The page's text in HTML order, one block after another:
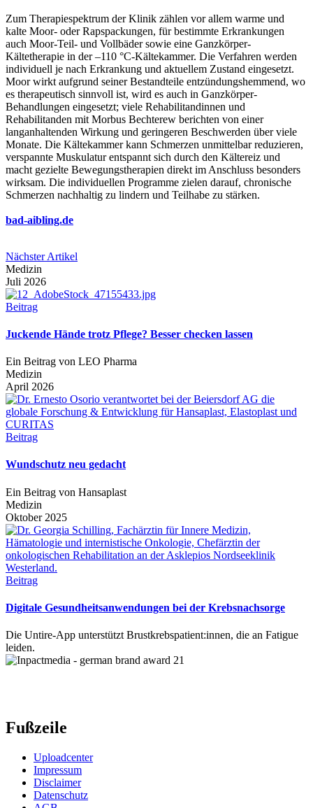
Zum Therapiespektrum der Klinik zählen vor allem warme und
kalte Moor- oder Rapspackungen, für bestimmte Erkrankungen
auch Moor-Teil- und Vollbäder sowie eine Ganzkörper-
Kältetherapie in der –110 °C-Kältekammer. Die Verfahren werden
individuell je nach Erkrankung und aktuellem Zustand eingesetzt.
Moor wirkt aufgrund seiner Bestandteile entzündungshemmend, wo
es therapeutisch sinnvoll ist, wird es auch in Ganzkörper-
Behandlungen eingesetzt; viele Rehabilitandinnen und
Rehabilitanden mit Morbus Bechterew berichten von einer
langanhaltenden Wirkung und geringeren Beschwerden über viele
Monate. Die Kältekammer kann Schmerzen unmittelbar reduzieren,
verspannte Muskulatur entspannt sich durch den Kältereiz und
macht gezielte Bewegungstherapien direkt im Anschluss besonders
wirksam. Die individuellen Programme zielen darauf, chronische
Schmerzen nachhaltig zu lindern und Teilhabe zu stärken.
bad-aibling.de
Nächster Artikel
Medizin
Juli 2026
Beitrag
Juckende Hände trotz Pflege? Besser checken lassen
Ein Beitrag von LEO Pharma
Medizin
April 2026
Beitrag
Wundschutz neu gedacht
Ein Beitrag von Hansaplast
Medizin
Oktober 2025
Beitrag
Digitale Gesundheitsanwendungen bei der Krebsnachsorge
Die Untire-App unterstützt Brustkrebspatient:innen, die an Fatigue
leiden.
Fußzeile
Uploadcenter
Impressum
Disclaimer
Datenschutz